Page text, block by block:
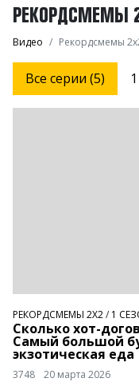
РЕКОРДСМЕМЫ
Видео Рекордсмемы
Все серии (5)
РЕКОРДСМЕМЫ 2Х2/ 1
Сколько хот-
Самый большой
экзотическая еда
3748 20 марта 2026